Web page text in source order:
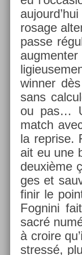
rosage
passe
winn­er
sans
ou pas…
match
la re­pr­ise.
ait eu une
deuxième
ges et
finir le
Fog­nini
sacré
à croire
stressé,